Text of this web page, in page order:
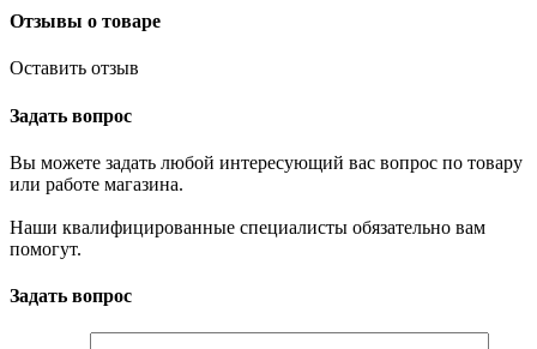
Отзывы о товаре
Оставить отзыв
Задать вопрос
Вы можете задать любой интересующий вас вопрос по товару
или работе магазина.
Наши квалифицированные специалисты обязательно вам
помогут.
Задать вопрос